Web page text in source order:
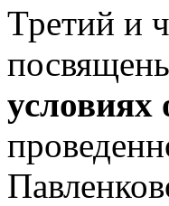
Третий и
условиях